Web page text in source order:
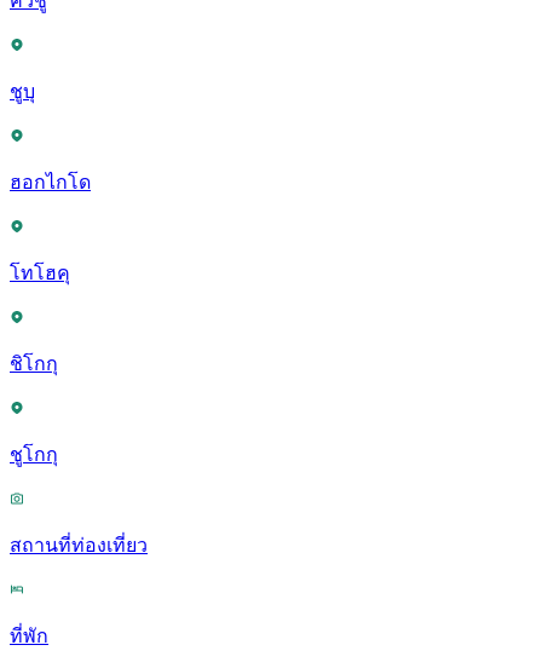
ชูบุ
ฮอกไกโด
โทโฮคุ
ชิโกกุ
ชูโกกุ
สถานที่ท่องเที่ยว
ที่พัก